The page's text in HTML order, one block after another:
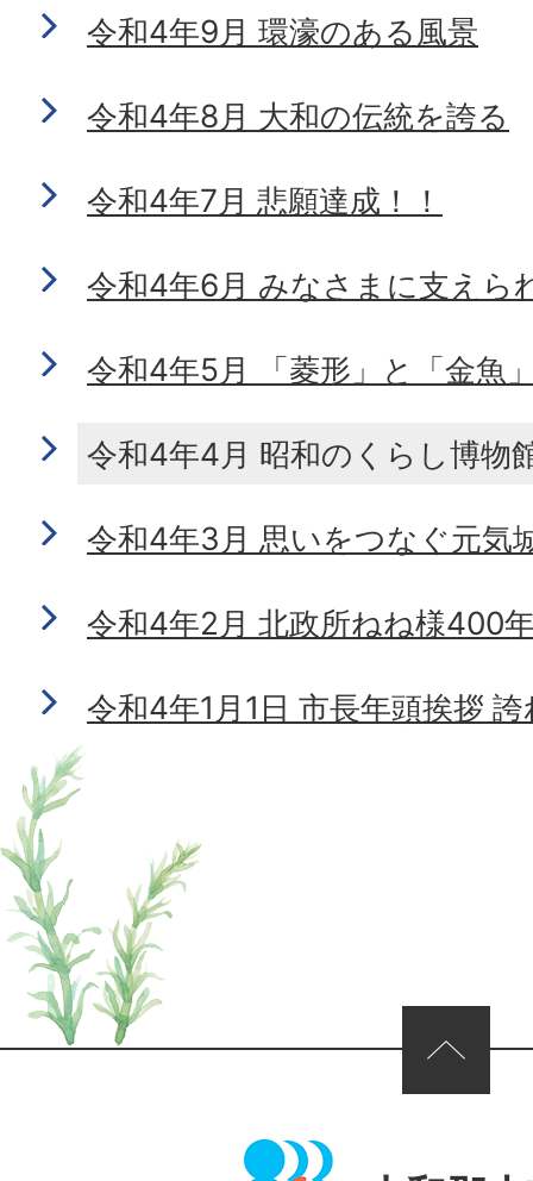
令和4年9月 環濠のある風景
令和4年8月 大和の伝統を誇る
令和4年7月 悲願達成！！
令和4年6月 みなさまに支えら
令和4年5月 「菱形」と「金魚
令和4年4月 昭和のくらし博物
令和4年3月 思いをつなぐ元気
令和4年2月 北政所ねね様400
令和4年1月1日 市長年頭挨拶
ページの先頭へ